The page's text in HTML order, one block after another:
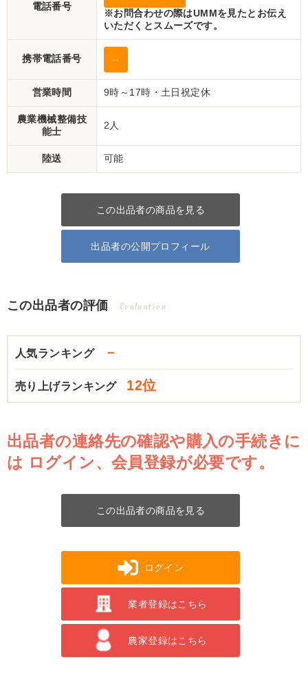
電話番号
※お問合わせの際はUMMを見たとお伝え
いただくとスムーズです。
携帯電話番号 --
営業時間 9時～17時・土日祝定休
農業機械整備技
能士
2人
陸送 可能
この出品者の商品を見る
出品者の公開プロフィール
この出品者の評価 Evaluation
人気ランキング －
売り上げランキング 12位
出品者の連絡先の確認や購入の手続きに
は ログイン、会員登録が必要です。
この出品者の商品を見る
ログイン
業者登録はこちら
農家登録はこちら